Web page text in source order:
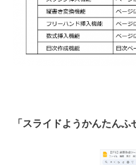
「スライドようかんたん